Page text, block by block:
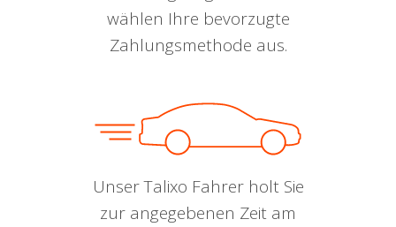
wählen Ihre bevorzugte
Zahlungsmethode aus.
Unser Talixo Fahrer holt Sie
zur angegebenen Zeit am